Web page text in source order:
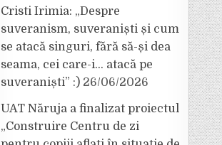
Cristi Irimia: „Despre
suveranism, suveraniști și cum
se atacă singuri, fără să-și dea
seama, cei care-i… atacă pe
suveraniști” :) 26/06/2026
UAT Năruja a finalizat proiectul
„Construire Centru de zi